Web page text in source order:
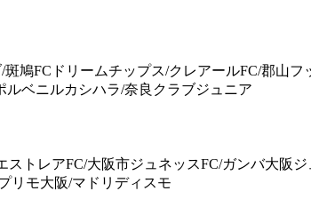
鳩FCドリームチップス/クレアールFC/郡山フ
ベニルカシハラ/奈良クラブジュニア
ストレアFC/大阪市ジュネッスFC/ガンバ大阪
リモ大阪/マドリディスモ